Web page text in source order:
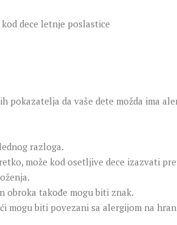
da vaše dete možda ima
razloga.
može kod osetljive dece izazvati
obroka takođe mogu biti znak.
mogu biti povezani sa alergijom na